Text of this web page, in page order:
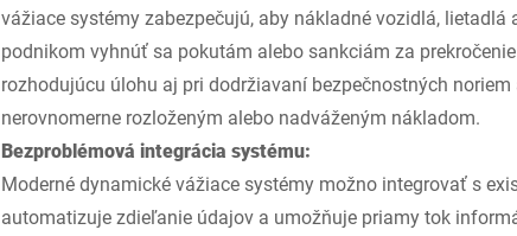
vážiace systémy zabezpečujú, aby nákladné vozidlá,
podnikom vyhnúť sa pokutám alebo sankciám za
rozhodujúcu úlohu aj pri dodržiavaní bezpečnostných
nerovnomerne rozloženým alebo nadváženým nákladom.
Bezproblémová integrácia systému:
Moderné dynamické vážiace systémy možno integrovať s
automatizuje zdieľanie údajov a umožňuje priamy tok